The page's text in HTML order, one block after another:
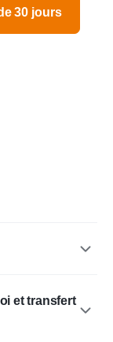
30 jours
et transfert